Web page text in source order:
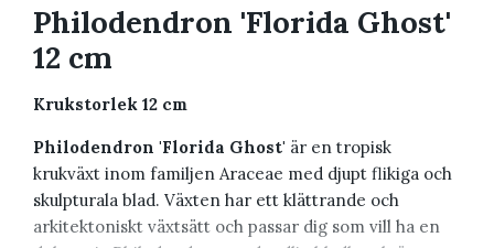
Philodendron 'Florida Ghost'
12 cm
Krukstorlek 12 cm
Philodendron 'Florida Ghost' är en tropisk
krukväxt inom familjen Araceae med djupt flikiga och
skulpturala blad. Växten har ett klättrande och
arkitektoniskt växtsätt och passar dig som vill ha en